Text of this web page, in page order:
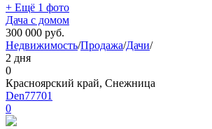
+ Ещё 1 фото
Дача с домом
300 000 руб.
Недвижимость/Продажа/Дачи/
2 дня
0
Красноярский край, Снежница
Den77701
0